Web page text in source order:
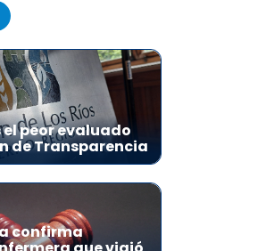
el peor evaluado
de Transparencia
confirma